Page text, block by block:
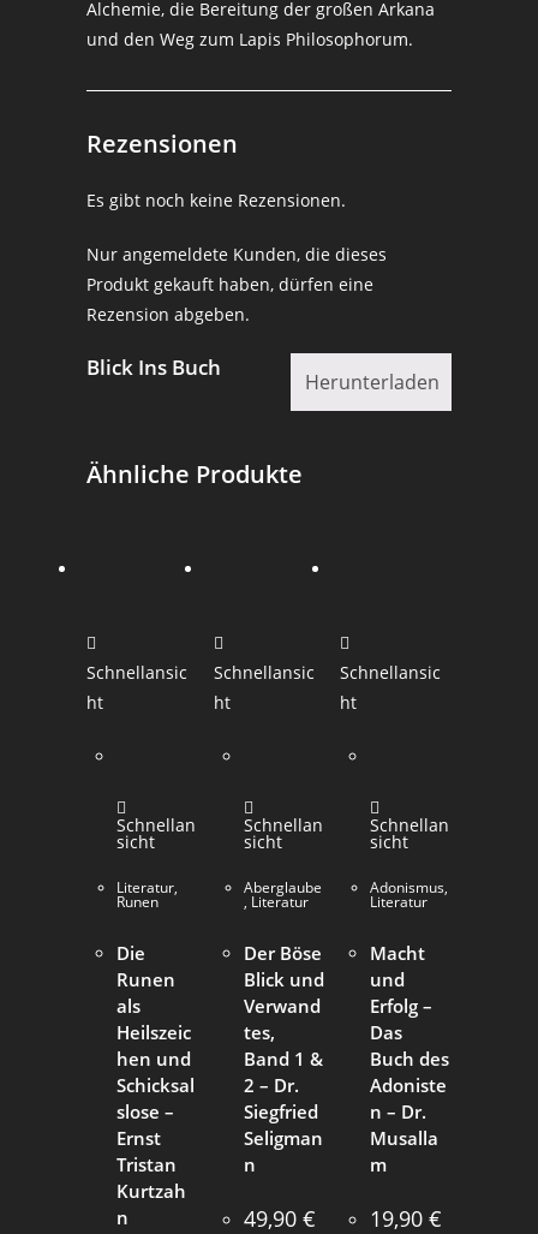
Alchemie, die Bereitung der großen Arkana
und den Weg zum Lapis Philosophorum.
Rezensionen
Es gibt noch keine Rezensionen.
Nur angemeldete Kunden, die dieses
Produkt gekauft haben, dürfen eine
Rezension abgeben.
Blick Ins Buch
Herunterladen
Ähnliche Produkte
Schnellansic
ht
Schnellan
sicht
Literatur,
Runen
Die
Runen
als
Heilszeic
hen und
Schicksal
slose –
Ernst
Tristan
Kurtzah
n
Schnellansic
ht
Schnellan
sicht
Aberglaube
, Literatur
Der Böse
Blick und
Verwand
tes,
Band 1 &
2 – Dr.
Siegfried
Seligman
n
49,90 €
Schnellansic
ht
Schnellan
sicht
Adonismus,
Literatur
Macht
und
Erfolg –
Das
Buch des
Adoniste
n – Dr.
Musalla
m
19,90 €